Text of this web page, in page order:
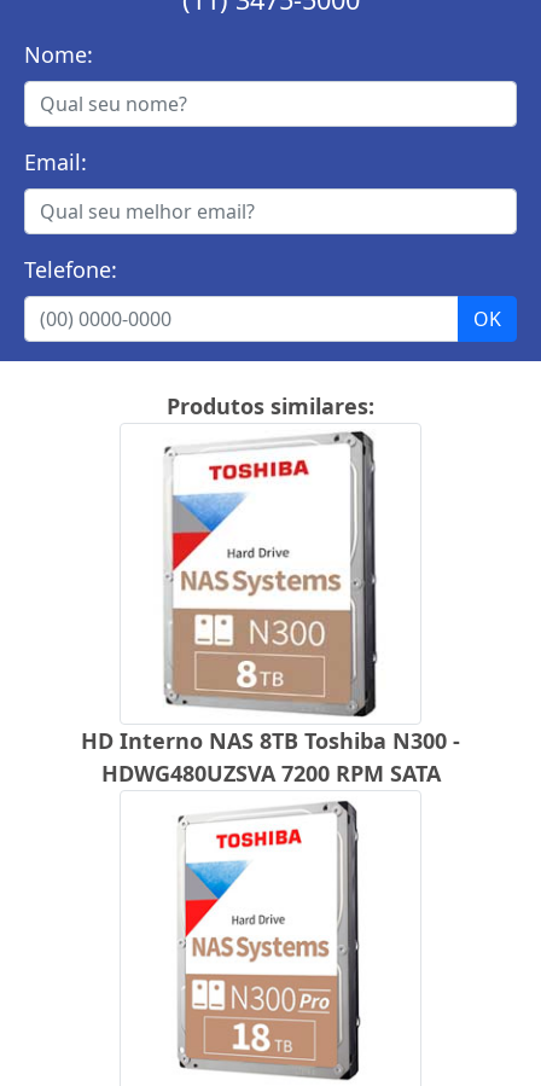
Nome:
Email:
Telefone:
Produtos similares:
HD Interno NAS 8TB Toshiba N300 -
HDWG480UZSVA 7200 RPM SATA